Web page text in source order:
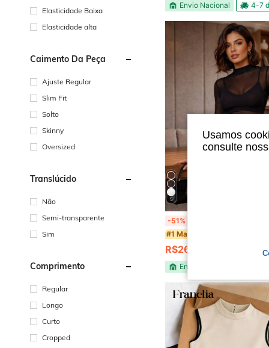
Elasticidade Baixa
Elasticidade alta
Caimento Da Peça
Ajuste Regular
Slim Fit
Solto
Skinny
Oversized
Translúcido
Não
Semi-transparente
Sim
Comprimento
Regular
Longo
Curto
Cropped
Envio Nacional 4-7
5
-51%
#1 Mais Vendido
R$26,39 9,3k+ vendido
Envio Nacional
Usamos
consulte